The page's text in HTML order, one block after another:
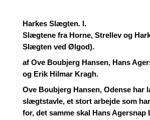
Harkes Slægten. I.
Slægtene fra Horne, Strellev og
Slægten ved Ølgod).
af Ove Boubjerg Hansen, Hans
og Erik Hilmar Kragh.
Ove Boubjerg Hansen, Odense har
slægtstavle, et stort arbejde som
for, det samme skal Hans Agersnap